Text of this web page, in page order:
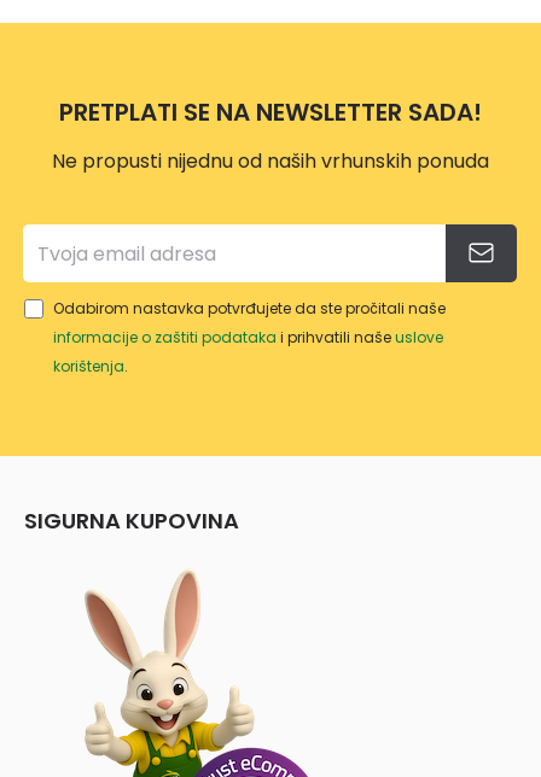
BOJE
10
FBK
GRW
T/NY
WT/1
0
LEX
8
6
FLEX
9
ŽUTE
PRETPLATI SE NA NEWSLETTER SADA!
Ne propusti nijednu od naših vrhunskih ponuda
Odabirom nastavka potvrđujete da ste pročitali naše
informacije o zaštiti podataka i prihvatili našeuslove
korištenja.
SIGURNA KUPOVINA